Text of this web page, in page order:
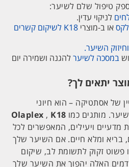
טיפול שלם לשיער:
לניקוי עדין.
או ב-מוצרי K18 לשיקום קשרים
השיער.
במסכה לשיערלהגנה ושמירה יום
יתאים לך?
של אסתטיקה – הוא חיוני
מותגים כמו
Olaplex , K18
מדעיים ויעילים, המאפשרים לכל
בריא ומלא חיים. אם השיער שלך
פשוט זקוק לתשומת לב, שיקום
האלה יהפוך את השיער שלך